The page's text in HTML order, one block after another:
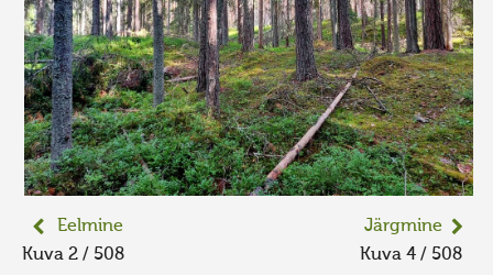
VANEMAD KUVAVÕISTLUSED
Kontakt
Eelmine
Kuva 2 / 508
Järgmine
Kuva 4 / 508